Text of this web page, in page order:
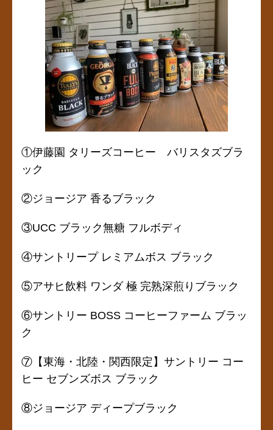
①伊藤園 タリーズコーヒー バリスタズブラ
ック
②ジョージア 香るブラック
③UCC ブラック無糖 フルボディ
④サントリープ レミアムボス ブラック
⑤アサヒ飲料 ワンダ 極 完熟深煎りブラック
⑥サントリー BOSS コーヒーファーム ブラッ
ク
⑦【東海・北陸・関西限定】サントリー コー
ヒー セブンズボス ブラック
⑧ジョージア ディープブラック